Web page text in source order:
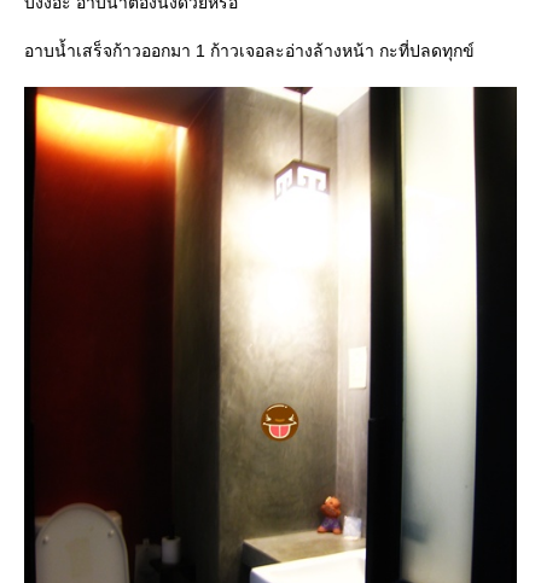
อาบน้ำเสร็จก้าวออกมา 1 ก้าวเจอละอ่างล้างหน้า กะที่ปลดทุกข์